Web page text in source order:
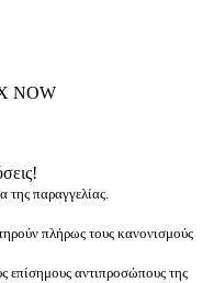
NOW
της παραγγελίας.
πλήρως τους κανονισμούς
επίσημους αντιπροσώπους της